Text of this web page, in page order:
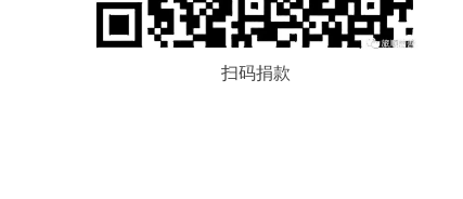
扫码捐款